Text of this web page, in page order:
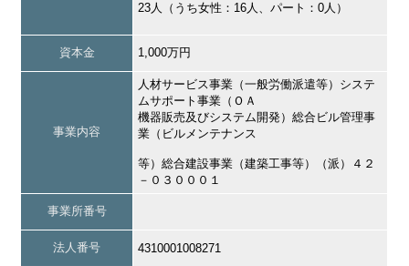
23人（うち女性：16人、パート：0人）
資本金 1,000万円
事業内容
人材サービス事業（一般労働派遣等）システ
ムサポート事業（ＯＡ
機器販売及びシステム開発）総合ビル管理事
業（ビルメンテナンス
等）総合建設事業（建築工事等）（派）４２
－０３０００１
事業所番号
法人番号 4310001008271